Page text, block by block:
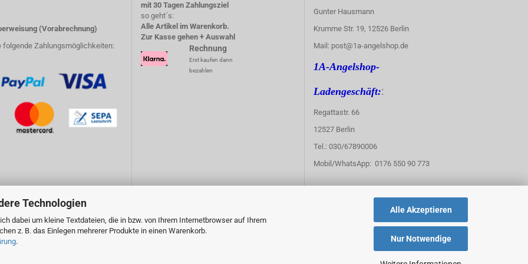
Technologien
dabei um kleine Textdateien, die in bzw. von Ihrem Internetbrowser auf Ihrem
z. B. das Einlegen mehrerer Produkte in einen Warenkorb.
.
Alle Akzeptieren
Nur Notwendige
(Vorabrechnung)
folgende Zahlungsmöglichkeiten:
mit 30 Tagen Zahlungsziel
so geht´s:
Alle Artikel im Warenkorb.
Zur Kasse gehen + Auswahl
Rechnung
Erst kaufen dann
bezahlen
Gunter Hausmann
Krumme Str. 19, 12526 Berlin
Mail: post@1a-angelshop.de
1A-Angelshop-
Ladengeschäft::
Regattastr. 66
12527 Berlin
Tel.: 030/67890006
Mobil/WhatsApp: 0176 550 90 773